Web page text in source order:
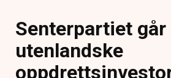
Senterpartiet
utenlandske